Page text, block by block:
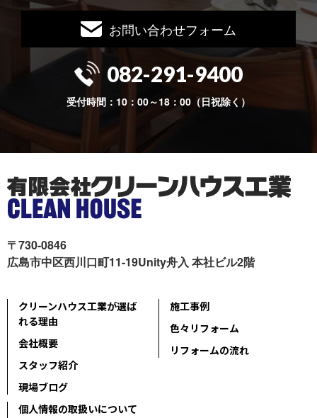
お問い合わせフォーム
082-291-9400
受付時間：10：00～18：00（日祝除く）
〒730-0846
広島市中区西川口町11-19Unity舟入 本社ビル2階
クリーンハウス工業が選ば
れる理由
会社概要
スタッフ紹介
現場ブログ
施工事例
色々リフォーム
リフォームの流れ
個人情報の取扱いについて